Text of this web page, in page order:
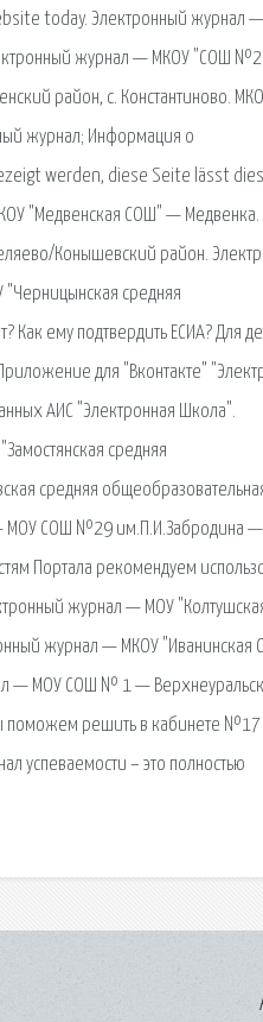
today. Электронный журнал
журнал — МКОУ "СОШ №2
район, с. Константиново.
журнал; Информация о
werden, diese Seite lässt dies
"Медвенская СОШ" — Медвенка.
Конышевский район.
средняя
ему подтвердить ЕСИА? Для
для "Вконтакте"
АИС "Электронная Школа".
средняя
средняя
МОУ СОШ №29 им.П.И.Забродина —
Портала рекомендуем
журнал — МОУ
журнал — МКОУ
— МОУ СОШ № 1 —
поможем решить в кабинете
– это полностью